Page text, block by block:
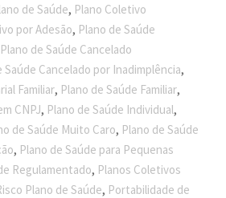
de Saúde, Plano Coletivo
por Adesão, Plano de Saúde
Plano de Saúde Cancelado
Saúde Cancelado por Inadimplência,
Familiar, Plano de Saúde Familiar,
CNPJ, Plano de Saúde Individual,
de Saúde Muito Caro, Plano de Saúde
, Plano de Saúde para Pequenas
Regulamentado, Planos Coletivos
Plano de Saúde, Portabilidade de